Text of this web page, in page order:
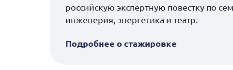
российскую экспертную повестку по
инженерия, энергетика и театр.
Подробнее о стажировке